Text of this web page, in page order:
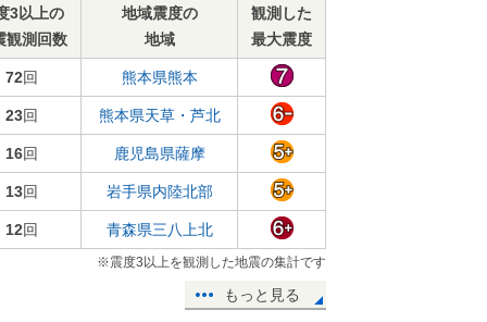
3以上の
観測回数
地域震度の
地域
観測した
最大震度
72回 熊本県熊本
23回 熊本県天草・芦北
16回 鹿児島県薩摩
13回 岩手県内陸北部
12回 青森県三八上北
※震度3以上を観測した地震の集計です
もっと見る